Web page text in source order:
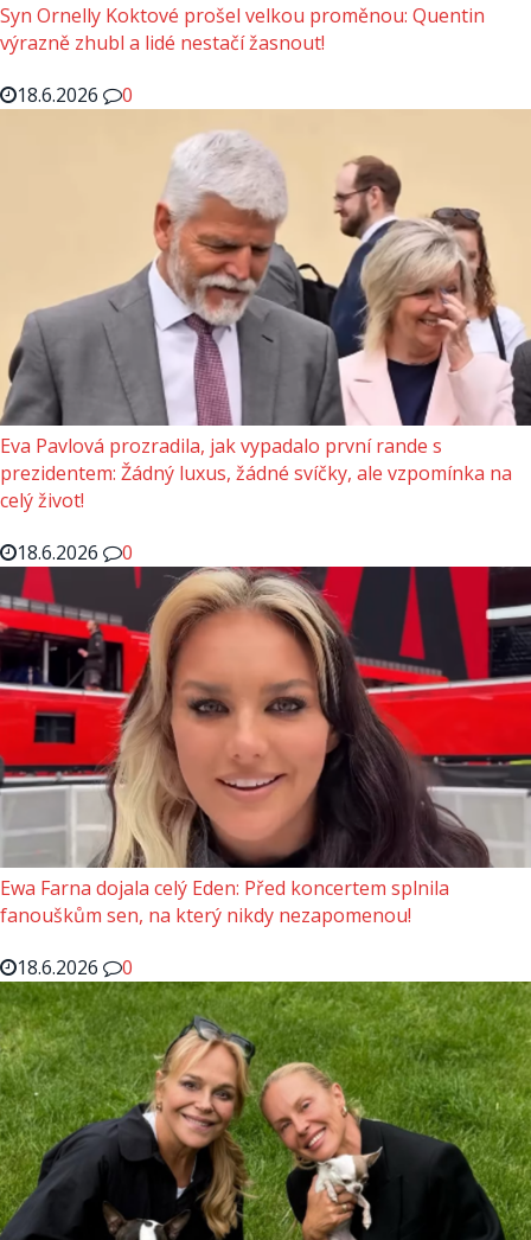
Syn Ornelly Koktové prošel velkou proměnou: Quentin
výrazně zhubl a lidé nestačí žasnout!
18.6.2026
0
Eva Pavlová prozradila, jak vypadalo první rande s
prezidentem: Žádný luxus, žádné svíčky, ale vzpomínka na
celý život!
18.6.2026
0
Ewa Farna dojala celý Eden: Před koncertem splnila
fanouškům sen, na který nikdy nezapomenou!
18.6.2026
0